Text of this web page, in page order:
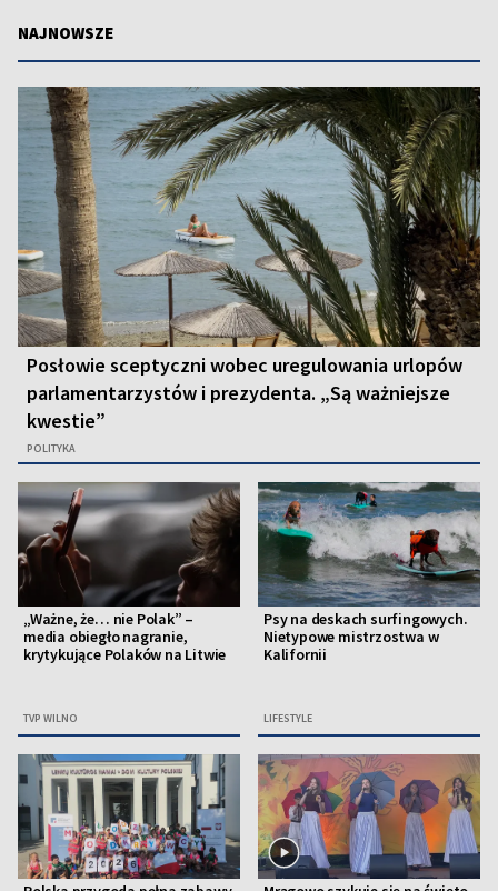
NAJNOWSZE
Posłowie sceptyczni wobec uregulowania urlopów
parlamentarzystów i prezydenta. „Są ważniejsze
kwestie”
POLITYKA
„Ważne, że… nie Polak” –
media obiegło nagranie,
krytykujące Polaków na Litwie
TVP WILNO
Psy na deskach surfingowych.
Nietypowe mistrzostwa w
Kalifornii
LIFESTYLE